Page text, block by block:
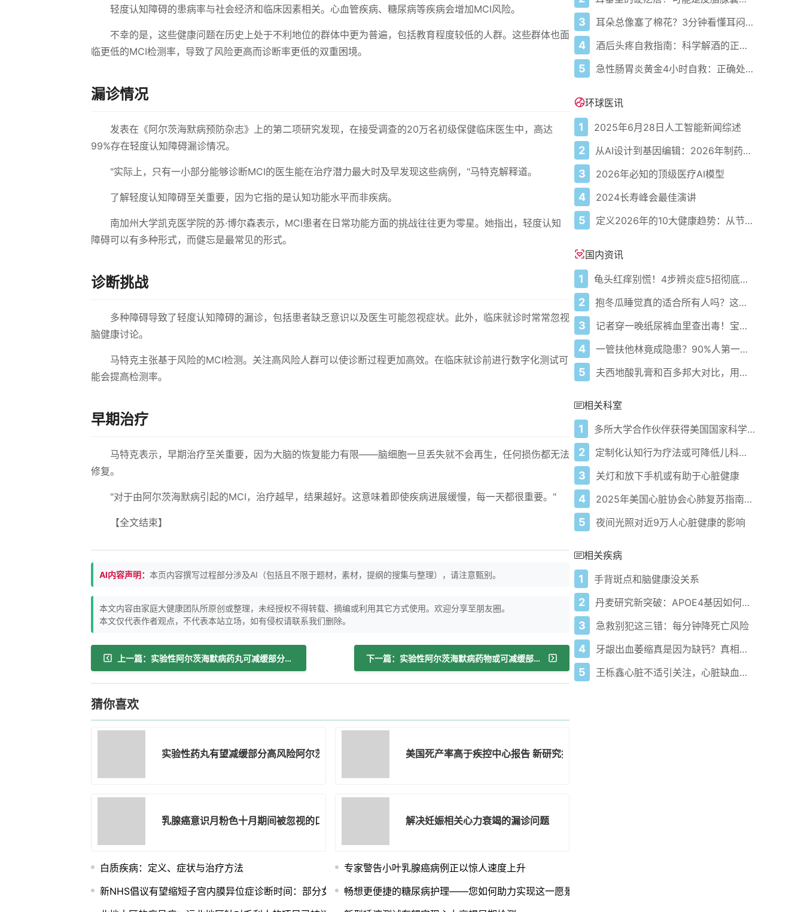
轻度认知障碍的患病率与社会经济和临床因素相关。心血管疾病、糖尿病等疾病会增加MCI风险。
不幸的是，这些健康问题在历史上处于不利地位的群体中更为普遍，包括教育程度较低的人群。这些群体也面
临更低的MCI检测率，导致了风险更高而诊断率更低的双重困境。
漏诊情况
发表在《阿尔茨海默病预防杂志》上的第二项研究发现，在接受调查的20万名初级保健临床医生中，高达
99%存在轻度认知障碍漏诊情况。
"实际上，只有一小部分能够诊断MCI的医生能在治疗潜力最大时及早发现这些病例，"马特克解释道。
了解轻度认知障碍至关重要，因为它指的是认知功能水平而非疾病。
南加州大学凯克医学院的苏·博尔森表示，MCI患者在日常功能方面的挑战往往更为零星。她指出，轻度认知
障碍可以有多种形式，而健忘是最常见的形式。
诊断挑战
多种障碍导致了轻度认知障碍的漏诊，包括患者缺乏意识以及医生可能忽视症状。此外，临床就诊时常常忽视
脑健康讨论。
马特克主张基于风险的MCI检测。关注高风险人群可以使诊断过程更加高效。在临床就诊前进行数字化测试可
能会提高检测率。
早期治疗
马特克表示，早期治疗至关重要，因为大脑的恢复能力有限——脑细胞一旦丢失就不会再生，任何损伤都无法
修复。
"对于由阿尔茨海默病引起的MCI，治疗越早，结果越好。这意味着即使疾病进展缓慢，每一天都很重要。"
【全文结束】
AI内容声明： 本页内容撰写过程部分涉及AI（包括且不限于题材，素材，提纲的搜集与整理），请注意甄别。
本文内容由家庭大健康团队所原创或整理，未经授权不得转载、摘编或利用其它方式使用。欢迎分享至朋友圈。
本文仅代表作者观点，不代表本站立场，如有侵权请联系我们删除。
上一篇：实验性阿尔茨海默病药丸可减缓部分高风险患者脑功能衰退 试验表明 下一篇：实验性阿尔茨海默病药物或可减缓部分高风险患者脑部衰退
猜你喜欢
实验性药丸有望减缓部分高风险阿尔茨海默病患者的脑功能衰退 试验表明美国死产率高于疾控中心报告 新研究揭示隐忧
乳腺癌意识月粉色十月期间被忽视的口腔健康重要性 解决妊娠相关心力衰竭的漏诊问题
白质疾病：定义、症状与治疗方法
专家警告小叶乳腺癌病例正以惊人速度上升
新NHS倡议有望缩短子宫内膜异位症诊断时间：部分女性需等待九年才获确诊畅想更便捷的糖尿病护理——您如何助力实现这一愿景
3 耳朵总像塞了棉花？3分钟看懂耳闷的真相与自救指南
4 酒后头疼自救指南：科学解酒的正确打开方式
5 急性肠胃炎黄金4小时自救：正确处置与误区避坑关键
环球医讯
1 2025年6月28日人工智能新闻综述
2 从AI设计到基因编辑：2026年制药领域重大突破
3 2026年必知的顶级医疗AI模型
4 2024长寿峰会最佳演讲
5 定义2026年的10大健康趋势：从节律健康到冷热交替疗法
国内资讯
1 龟头红痒别慌！4步辨炎症5招彻底防复发
2 抱冬瓜睡觉真的适合所有人吗？这些知识要知道！
3 记者穿一晚纸尿裤血里查出毒！宝宝血液浓度竟是成人的5倍？
4 一管扶他林竟成隐患？90%人第一步就错了！
5 夫西地酸乳膏和百多邦大对比，用药指南快收好！
相关科室
1 多所大学合作伙伴获得美国国家科学基金会资助建立人工智能医疗中心
2 定制化认知行为疗法或可降低儿科功能性腹痛障碍患者的医疗使用率
3 关灯和放下手机或有助于心脏健康
4 2025年美国心脏协会心肺复苏指南更新：急救人员需知要点
5 夜间光照对近9万人心脏健康的影响
相关疾病
1 手背斑点和脑健康没关系
2 丹麦研究新突破：APOE4基因如何增加阿尔茨海默病风险！
3 急救别犯这三错：每分钟降死亡风险
4 牙龈出血萎缩真是因为缺钙？真相大揭秘！
5 王栎鑫心脏不适引关注，心脏缺血知识大揭秘！